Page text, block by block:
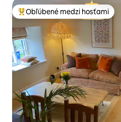
Najobľúbenejšie medzi hosťami
Obľúbené medzi hosťami